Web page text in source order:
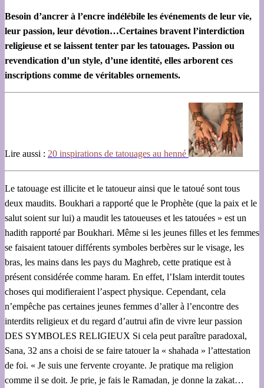
Besoin d’ancrer à l’encre indélébile les événements de leur vie,
leur passion, leur dévotion…Certaines bravent l’interdiction
religieuse et se laissent tenter par les tatouages. Passion ou
revendication d’un style, d’une identité, elles arborent ces
inscriptions comme de véritables ornements.
Lire aussi : 20 inspirations de tatouages au henné
Le tatouage est illicite et le tatoueur ainsi que le tatoué sont tous
deux maudits. Boukhari a rapporté que le Prophète (que la paix et le
salut soient sur lui) a maudit les tatoueuses et les tatouées » est un
hadith rapporté par Boukhari. Même si les jeunes filles et les femmes
se faisaient tatouer différents symboles berbères sur le visage, les
bras, les mains dans les pays du Maghreb, cette pratique est à
présent considérée comme haram. En effet, l’Islam interdit toutes
choses qui modifieraient l’aspect physique. Cependant, cela
n’empêche pas certaines jeunes femmes d’aller à l’encontre des
interdits religieux et du regard d’autrui afin de vivre leur passion
DES SYMBOLES RELIGIEUX Si cela peut paraître paradoxal,
Sana, 32 ans a choisi de se faire tatouer la « shahada » l’attestation
de foi. « Je suis une fervente croyante. Je pratique ma religion
comme il se doit. Je prie, je fais le Ramadan, je donne la zakat…